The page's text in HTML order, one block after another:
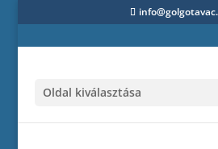
Oldal kiválasztása